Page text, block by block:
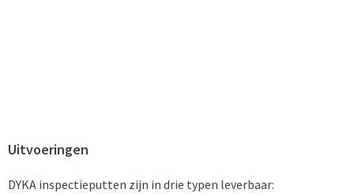
Uitvoeringen
DYKA inspectieputten zijn in drie typen leverbaar: